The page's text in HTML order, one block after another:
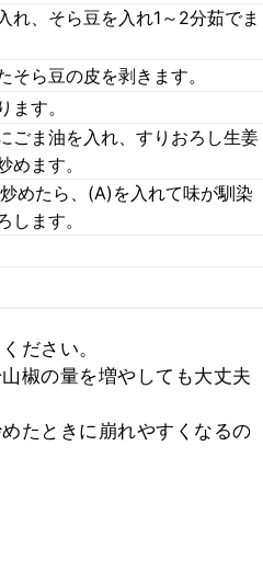
れ、そら豆を入れ1～2分茹でま
ら豆の皮を剥きます。
ます。
ごま油を入れ、すりおろし生姜
めます。
めたら、(A)を入れて味が馴染
ます。
ださい。
椒の量を増やしても大丈夫
たときに崩れやすくなるの